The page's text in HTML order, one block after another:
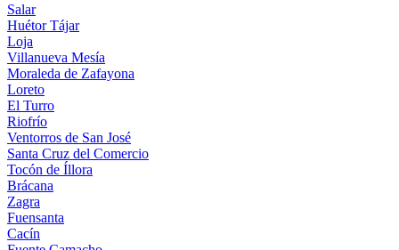
Salar
Huétor Tájar
Loja
Villanueva Mesía
Moraleda de Zafayona
Loreto
El Turro
Riofrío
Ventorros de San José
Santa Cruz del Comercio
Tocón de Íllora
Brácana
Zagra
Fuensanta
Cacín